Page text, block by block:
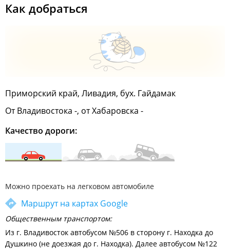
Как добраться
Приморский край, Ливадия, бух. Гайдамак
От Владивостока -, от Хабаровска -
Качество дороги:
Можно проехать на легковом автомобиле
Маршрут на картах Google
Общественным транспортом:
Из г. Владивосток автобусом №506 в сторону г. Находка до
Душкино (не доезжая до г. Находка). Далее автобусом №122